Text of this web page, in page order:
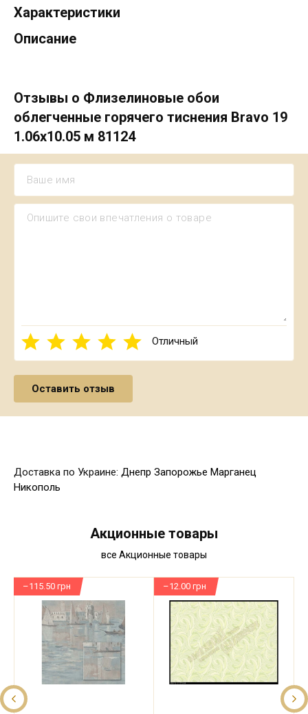
Характеристики
Описание
Отзывы о Флизелиновые обои
облегченные горячего тиснения Bravo 19
1.06х10.05 м 81124
Отличный
Доставка по Украине: Днепр Запорожье Марганец
Никополь
Акционные товары
все Акционные товары
–115.50 грн –12.00 грн